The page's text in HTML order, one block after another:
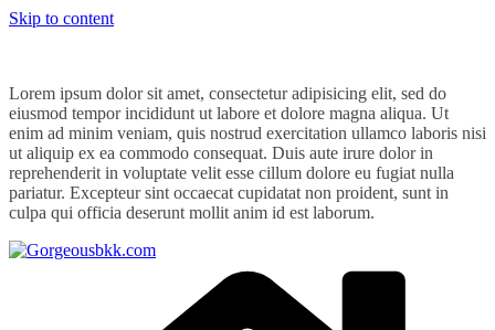
Skip to content
Lorem ipsum dolor sit amet, consectetur adipisicing elit, sed do
eiusmod tempor incididunt ut labore et dolore magna aliqua. Ut
enim ad minim veniam, quis nostrud exercitation ullamco laboris nisi
ut aliquip ex ea commodo consequat. Duis aute irure dolor in
reprehenderit in voluptate velit esse cillum dolore eu fugiat nulla
pariatur. Excepteur sint occaecat cupidatat non proident, sunt in
culpa qui officia deserunt mollit anim id est laborum.